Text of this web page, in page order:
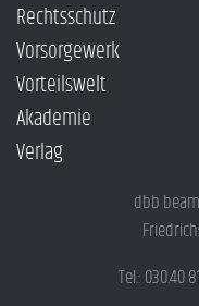
Rechtsschutz
Vorsorgewerk
Vorteilswelt
Akademie
Verlag
dbb
Tel.: 030.40